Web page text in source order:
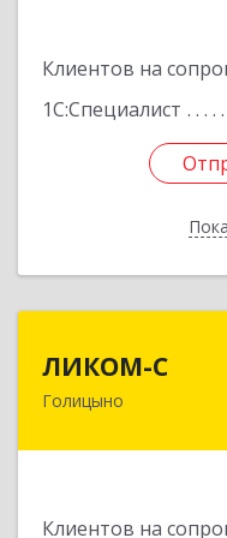
Клиентов на
1С:Специалист
ЛИКОМ-С
Голицыно
Клиентов на
143040,